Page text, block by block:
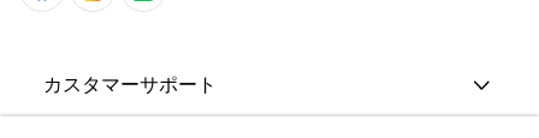
カスタマーサポート